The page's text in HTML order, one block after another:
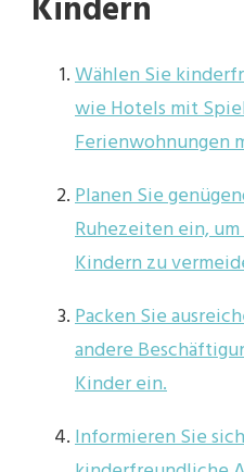
Kindern
Wählen Sie
wie Hotels mit
Ferienwohnungen
Planen Sie
Ruhezeiten ein,
Kindern zu
Packen Sie
andere
Kinder ein.
Informieren Sie